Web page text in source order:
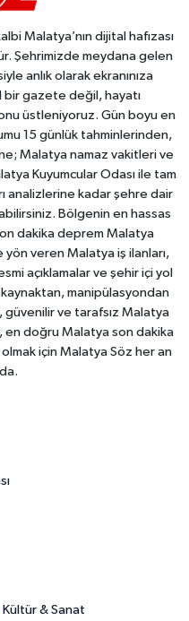
Malatya’nın dijital hafızası
Şehrimizde meydana gelen
anlık olarak ekranınıza
bir gazete değil, hayatı
üstleniyoruz. Gün boyu en
15 günlük tahminlerinden,
Malatya namaz vakitleri ve
Kuyumcular Odası ile tam
analizlerine kadar şehre dair
Bölgenin en hassas
dakika deprem Malatya
veren Malatya iş ilanları,
açıklamalar ve şehir içi yol
manipülasyondan
güvenilir ve tarafsız Malatya
en doğru Malatya son dakika
için Malatya Söz her an
Kültür & Sanat